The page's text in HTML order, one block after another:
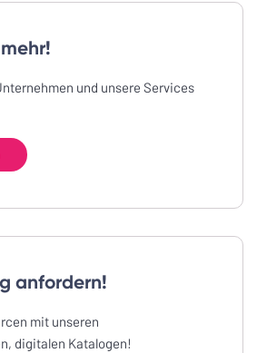
und unsere Services
anfordern!
mit unseren
digitalen Katalogen!